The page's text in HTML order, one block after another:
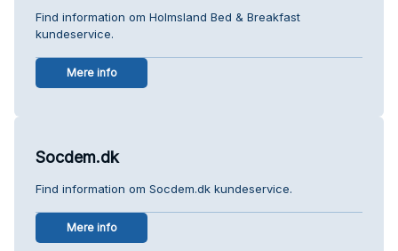
Find information om Holmsland Bed & Breakfast
kundeservice.
Mere info
Socdem.dk
Find information om Socdem.dk kundeservice.
Mere info